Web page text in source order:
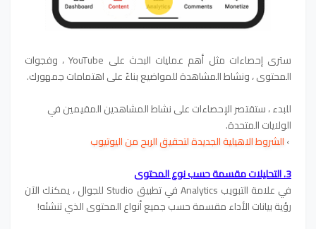
سترى إحصاءات مثل أهم عمليات البحث على YouTube ، وفجوات
المحتوى ، ونشاط المشاهدة للمواضيع بناءً على اهتمامات جمهورك.
للبدء ، ستقتصر الإحصاءات على نشاط المشاهدين المقيمين في
الولايات المتحدة.
›الشروط الاهيلية الجديدة لتحقيق الربح من اليوتيوب
3. التحليلات مقسمة حسب نوع المحتوى
في علامة التبويب Analytics في تطبيق Studio للجوال ، يمكنك الآن
رؤية بيانات الأداء مقسمة حسب جميع أنواع المحتوى الذي تنشئه!